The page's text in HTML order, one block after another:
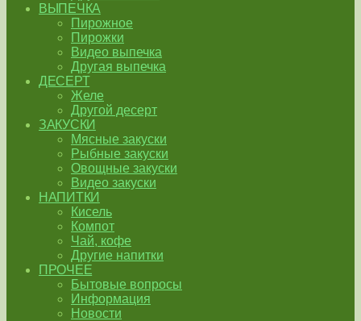
ВЫПЕЧКА
Пирожное
Пирожки
Видео выпечка
Другая выпечка
ДЕСЕРТ
Желе
Другой десерт
ЗАКУСКИ
Мясные закуски
Рыбные закуски
Овощные закуски
Видео закуски
НАПИТКИ
Кисель
Компот
Чай, кофе
Другие напитки
ПРОЧЕЕ
Бытовые вопросы
Информация
Новости